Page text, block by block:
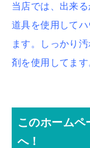
当店では、出来
道具を使用して
ます。しっかり
剤を使用してます
このホームペ
へ！